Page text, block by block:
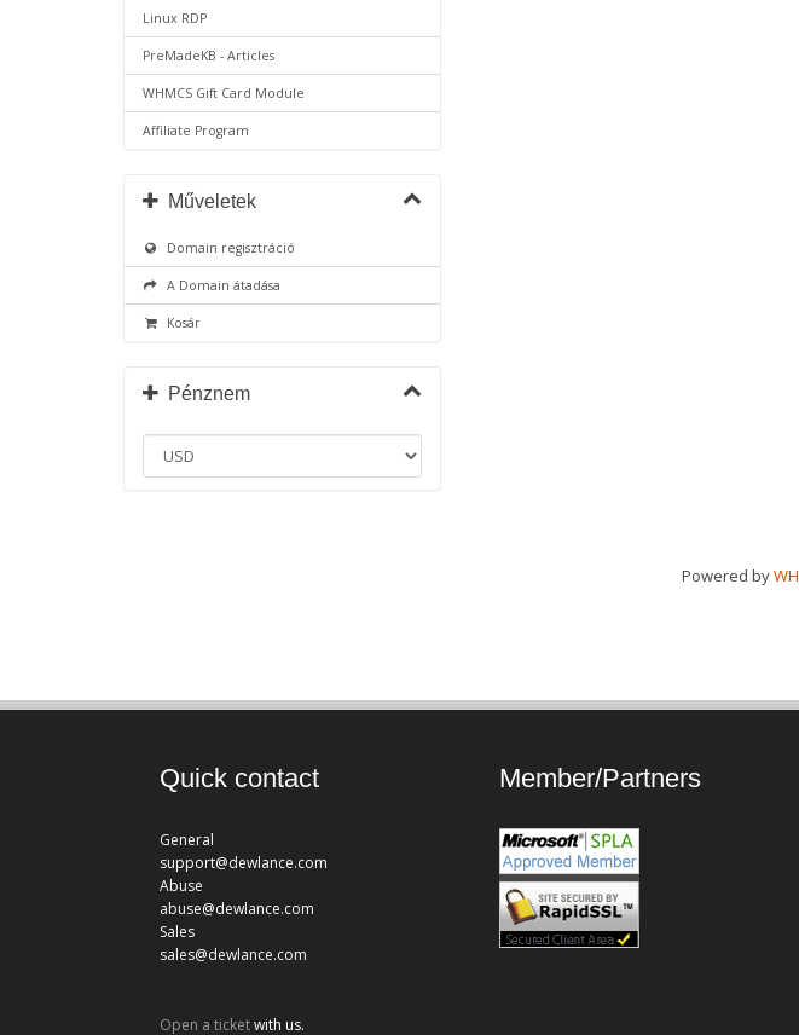
Linux RDP
PreMadeKB - Articles
WHMCS Gift Card Module
Affiliate Program
Műveletek
Domain regisztráció
A Domain átadása
Kosár
Pénznem
Powered by
Quick contact
General
support@dewlance.com
Abuse
abuse@dewlance.com
Sales
sales@dewlance.com
Open a ticketwith us.
Member/Partners